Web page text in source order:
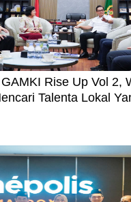
Rise Up Vol 2,
Talenta Lokal